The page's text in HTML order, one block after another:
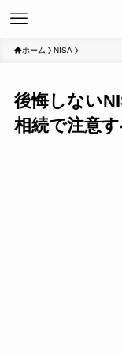
ホーム NISA
後悔しない
相続で注意